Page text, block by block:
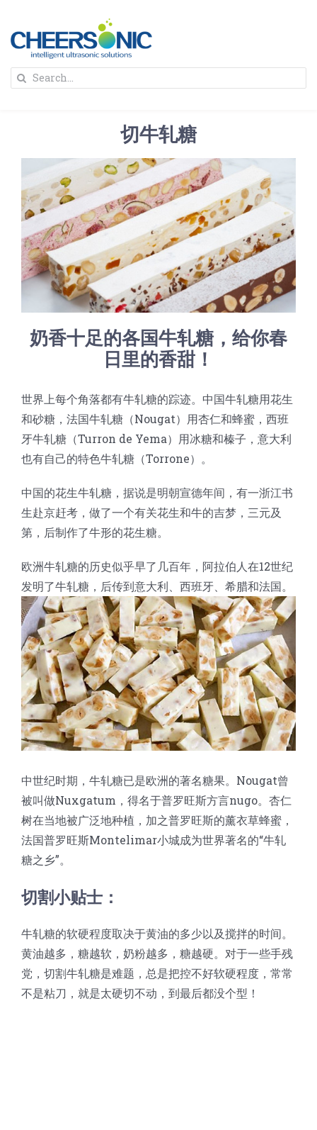
content
蛋糕切割机
圆蛋糕切割机
蛋糕切块机
蛋糕切片机
奶酪切片
圆形奶酪切片
块状奶酪切片
挤出奶酪切片
三明治/披萨/寿司切割
披萨切割机
寿司切割机
面团
冷冻面团切割
牛轧糖切割
谷物棒切割
宠物食品
超声波设备
公司新闻
关于我们
人才招聘
联系我们
Search
切牛轧糖
奶香十足的各国牛轧糖，给你春
日里的香甜！
世界上每个角落都有牛轧糖的踪迹。中国牛轧糖用花生
和砂糖，法国牛轧糖（Nougat）用杏仁和蜂蜜，西班
牙牛轧糖（Turron de Yema）用冰糖和榛子，意大利
也有自己的特色牛轧糖（Torrone）。
中国的花生牛轧糖，据说是明朝宣德年间，有一浙江书
生赴京赶考，做了一个有关花生和牛的吉梦，三元及
第，后制作了牛形的花生糖。
欧洲牛轧糖的历史似乎早了几百年，阿拉伯人在12世纪
发明了牛轧糖，后传到意大利、西班牙、希腊和法国。
中世纪时期，牛轧糖已是欧洲的著名糖果。Nougat曾
被叫做Nuxgatum，得名于普罗旺斯方言nugo。杏仁
树在当地被广泛地种植，加之普罗旺斯的薰衣草蜂蜜，
法国普罗旺斯Montelimar小城成为世界著名的“牛轧
糖之乡”。
切割小贴士：
牛轧糖的软硬程度取决于黄油的多少以及搅拌的时间。
黄油越多，糖越软，奶粉越多，糖越硬。对于一些手残
党，切割牛轧糖是难题，总是把控不好软硬程度，常常
不是粘刀，就是太硬切不动，到最后都没个型！